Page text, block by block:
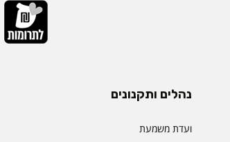
נהלים ותקנונים
ועדת משמעת